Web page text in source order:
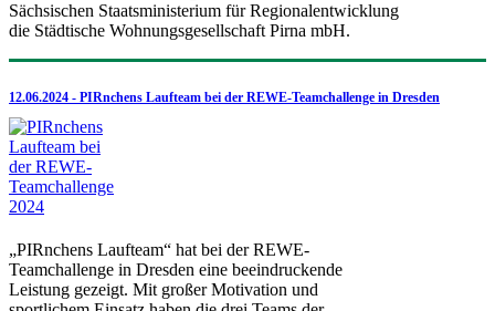
Sächsischen Staatsministerium für Regionalentwicklung
die Städtische Wohnungsgesellschaft Pirna mbH.
12.06.2024 - PIRnchens Laufteam bei der REWE-Teamchallenge in Dresden
„PIRnchens Laufteam“ hat bei der REWE-
Teamchallenge in Dresden eine beeindruckende
Leistung gezeigt. Mit großer Motivation und